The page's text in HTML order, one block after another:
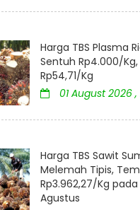
Harga TBS Plasma
Sentuh Rp4.000/Kg,
Rp54,71/Kg
01 August 2026 ,
Harga TBS Sawit
Melemah Tipis,
Rp3.962,27/Kg pada
Agustus